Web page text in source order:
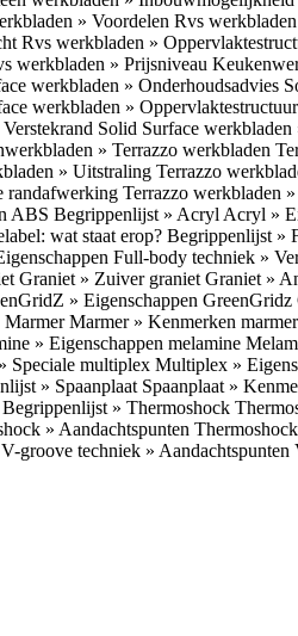
» Voordelen Rvs
Rvs werkbladen »
werkbladen » Prijsniveau
werkbladen » Onderhoudsadvies
werkbladen » Oppervlaktestructuur
Solid Surface
» Terrazzo werkbladen
» Uitstraling Terrazzo
randafwerking Terrazzo werkbladen
ABS Begrippenlijst » Acryl Acryl »
wat staat erop? Begrippenlijst »
Full-body techniek »
Graniet » Zuiver graniet Graniet »
» Eigenschappen GreenGridz
MarmerMarmer » Kenmerken marmer
» Eigenschappen melamine
Speciale multiplex Multiplex »
» Spaanplaat Spaanplaat »
Begrippenlijst » Thermoshock
» Aandachtspunten Thermoshock
V-groove techniek » Aandachtspunten